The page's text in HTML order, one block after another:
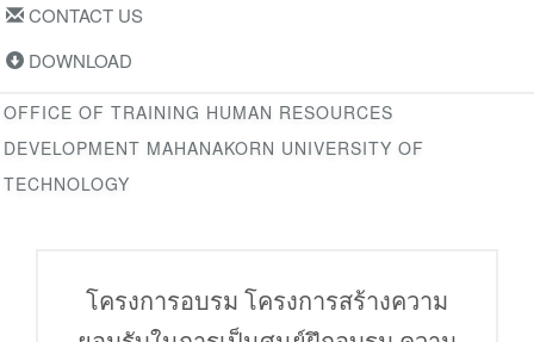
CONTACT US
DOWNLOAD
OFFICE OF TRAINING HUMAN RESOURCES
DEVELOPMENT MAHANAKORN UNIVERSITY OF
TECHNOLOGY
โครงการอบรม โครงการสร้างความ